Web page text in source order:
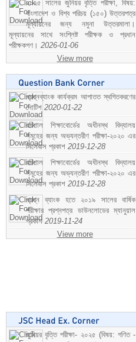
২০২৫ সালের জুনিয়র বৃত্তি পরীক্ষা, বিষয়:
বাংলাদেশ ও বিশ্ব পরিচয় (১৫০) উত্তরপত্র
মূল্যায়নের জন্য নমুনা উত্তরমালা।
মূল্যায়নের সাথে সংশ্লিষ্ট পরীক্ষক ও প্রধান
পরীক্ষকগণ। 2026-01-06
View more
প্রশ্নব্যাংক কার্যক্রম আপাতত স্থগিতকরণের
নোটিশ 2020-01-22
বরিশাল শিক্ষাবোর্ডের অধীনস্থ বিদ্যালয়
সমূহের জন্য অভ্যন্তরীণ পরীক্ষা-২০২০ এর
সিলেবাস প্রকাশ 2019-12-28
বরিশাল শিক্ষাবোর্ডের অধীনস্থ বিদ্যালয়
সমূহের জন্য অভ্যন্তরীণ পরীক্ষা-২০২০ এর
সিলেবাস প্রকাশ 2019-12-28
প্রশ্ন ব্যাংক হতে ২০১৯ সালের বার্ষিক
পরীক্ষার প্রশ্নপত্র ডাউনলোডের ম্যানুয়াল
প্রকাশ 2019-11-24
View more
জুনিয়র বৃত্তি পরীক্ষা- ২০২৫ (বিষয়: গণিত -